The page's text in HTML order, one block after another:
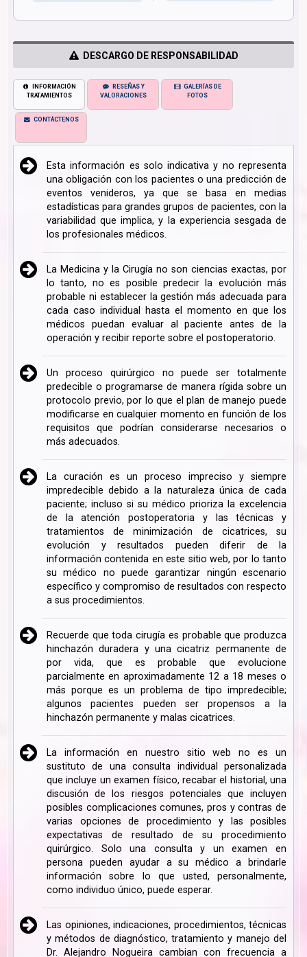
DESCARGO DE RESPONSABILIDAD
INFORMACIÓN
TRATAMIENTOS
RESEÑAS Y
VALORACIONES
GALERÍAS DE
FOTOS
CONTÁCTENOS
Esta información es solo indicativa y no representa
una obligación con los pacientes o una predicción de
eventos venideros, ya que se basa en medias
estadísticas para grandes grupos de pacientes, con la
variabilidad que implica, y la experiencia sesgada de
los profesionales médicos.
La Medicina y la Cirugía no son ciencias exactas, por
lo tanto, no es posible predecir la evolución más
probable ni establecer la gestión más adecuada para
cada caso individual hasta el momento en que los
médicos puedan evaluar al paciente antes de la
operación y recibir reporte sobre el postoperatorio.
Un proceso quirúrgico no puede ser totalmente
predecible o programarse de manera rígida sobre un
protocolo previo, por lo que el plan de manejo puede
modificarse en cualquier momento en función de los
requisitos que podrían considerarse necesarios o
más adecuados.
La curación es un proceso impreciso y siempre
impredecible debido a la naturaleza única de cada
paciente; incluso si su médico prioriza la excelencia
de la atención postoperatoria y las técnicas y
tratamientos de minimización de cicatrices, su
evolución y resultados pueden diferir de la
información contenida en este sitio web, por lo tanto
su médico no puede garantizar ningún escenario
específico y compromiso de resultados con respecto
a sus procedimientos.
Recuerde que toda cirugía es probable que produzca
hinchazón duradera y una cicatriz permanente de
por vida, que es probable que evolucione
parcialmente en aproximadamente 12 a 18 meses o
más porque es un problema de tipo impredecible;
algunos pacientes pueden ser propensos a la
hinchazón permanente y malas cicatrices.
La información en nuestro sitio web no es un
sustituto de una consulta individual personalizada
que incluye un examen físico, recabar el historial, una
discusión de los riesgos potenciales que incluyen
posibles complicaciones comunes, pros y contras de
varias opciones de procedimiento y las posibles
expectativas de resultado de su procedimiento
quirúrgico. Solo una consulta y un examen en
persona pueden ayudar a su médico a brindarle
información sobre lo que usted, personalmente,
como individuo único, puede esperar.
Las opiniones, indicaciones, procedimientos, técnicas
y métodos de diagnóstico, tratamiento y manejo del
Dr. Alejandro Nogueira cambian con frecuencia a